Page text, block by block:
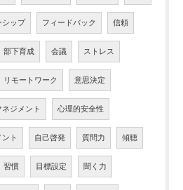
シップ フィードバック 信頼
部下育成 会議 ストレス
リモートワーク 意思決定
ネジメント 心理的安全性
ト 自己啓発 質問力 傾聴
習慣 目標設定 聞く力